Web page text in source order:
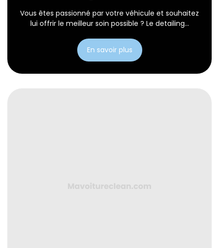
Vous êtes passionné par votre véhicule et souhaitez
lui offrir le meilleur soin possible ? Le detailing...
En savoir plus